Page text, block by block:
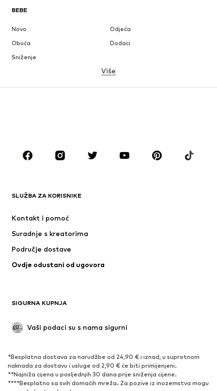
BEBE
Novo
Odjeća
Obuća
Dodaci
Sniženje
MODNE MARKE
ADIDAS SPORTSWEAR
PUMA
Više
SLUŽBA ZA KORISNIKE
Kontakt i pomoć
Suradnje s kreatorima
Područje dostave
Ovdje odustani od ugovora
SIGURNA KUPNJA
Vaši podaci su s nama sigurni
*Besplatna dostava za narudžbe od 24,90 € i iznad, u suprotnom
naknada za dostavu i usluge od 2,90 € će biti primijenjeni.
**Najniža cijena u posljednjih 30 dana prije sniženja cijene.
****Besplatno sa svih domaćih mreža. Za pozive iz inozemstva mogu